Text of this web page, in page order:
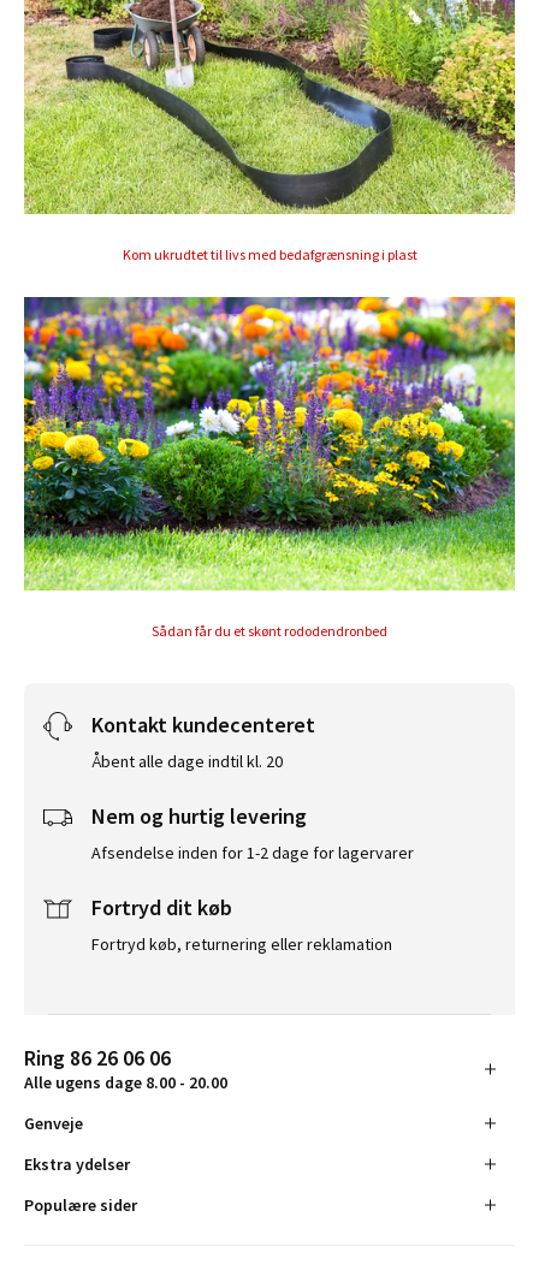
Kom ukrudtet til livs med bedafgrænsning i plast
Sådan får du et skønt rododendronbed
Kontakt kundecenteret
Åbent alle dage indtil kl. 20
Nem og hurtig levering
Afsendelse inden for 1-2 dage for lagervarer
Fortryd dit køb
Fortryd køb, returnering eller reklamation
Ring 86 26 06 06
Alle ugens dage 8.00 - 20.00
Genveje
Ekstra ydelser
Populære sider